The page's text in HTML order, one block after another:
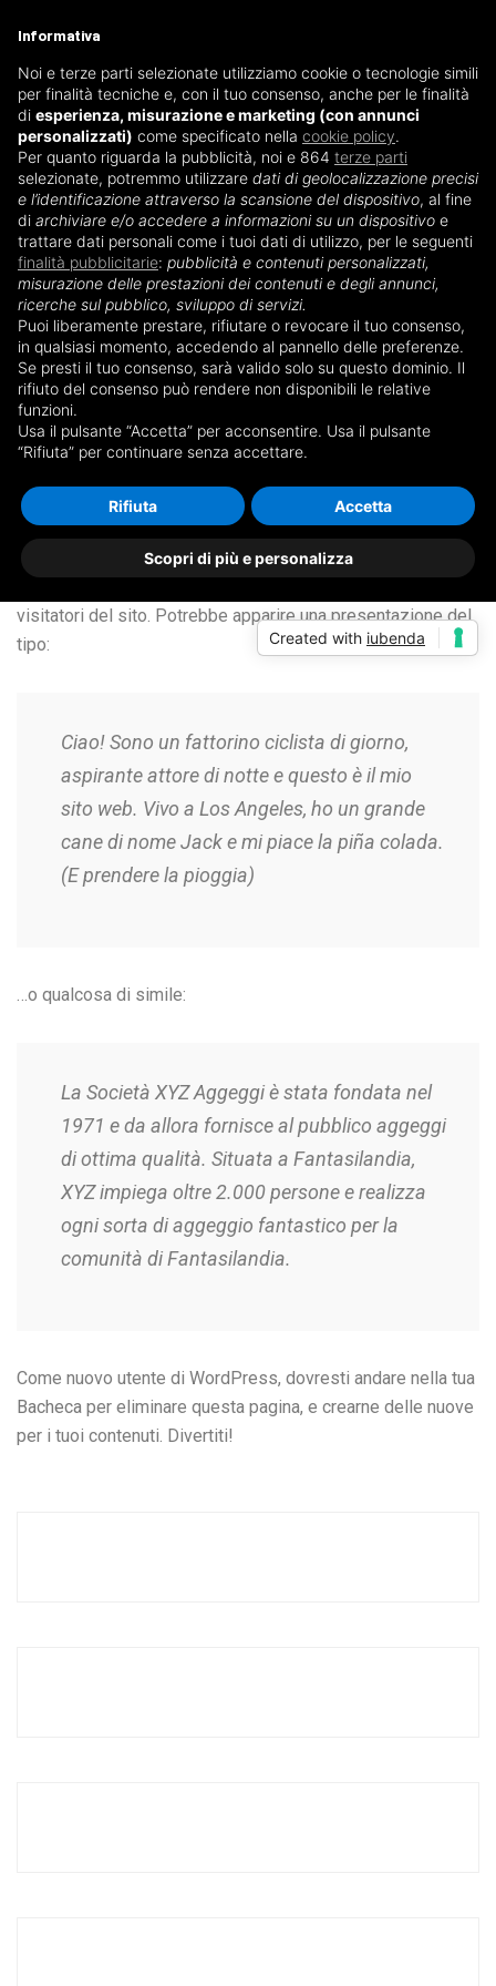
Pagina di esempio
Questa è una pagina di esempio. Differisce da un articolo di
un blog perché rimane sempre allo stesso posto e (in molti
temi) appare nel menu di navigazione. Molte persone
visitatori del sito. Potrebbe apparire una presentazione del
tipo:
Ciao! Sono un fattorino ciclista di giorno,
aspirante attore di notte e questo è il mio
sito web. Vivo a Los Angeles, ho un grande
cane di nome Jack e mi piace la piña colada.
(E prendere la pioggia)
…o qualcosa di simile:
La Società XYZ Aggeggi è stata fondata nel
1971 e da allora fornisce al pubblico aggeggi
di ottima qualità. Situata a Fantasilandia,
XYZ impiega oltre 2.000 persone e realizza
ogni sorta di aggeggio fantastico per la
comunità di Fantasilandia.
Come nuovo utente di WordPress, dovresti andare nella tua
Bacheca per eliminare questa pagina, e crearne delle nuove
per i tuoi contenuti. Divertiti!
Informativa
Noi e terze parti selezionate utilizziamo cookie o tecnologie simili
per finalità tecniche e, con il tuo consenso, anche per le finalità
di esperienza, misurazione e marketing (con annunci
personalizzati) come specificato nella cookie policy.
Per quanto riguarda la pubblicità, noi e 864 terze parti
selezionate, potremmo utilizzare dati di geolocalizzazione precisi
e l’identificazione attraverso la scansione del dispositivo, al fine
di archiviare e/o accedere a informazioni su un dispositivo e
trattare dati personali come i tuoi dati di utilizzo, per le seguenti
finalità pubblicitarie: pubblicità e contenuti personalizzati,
misurazione delle prestazioni dei contenuti e degli annunci,
ricerche sul pubblico, sviluppo di servizi.
Puoi liberamente prestare, rifiutare o revocare il tuo consenso,
in qualsiasi momento, accedendo al pannello delle preferenze.
Se presti il tuo consenso, sarà valido solo su questo dominio. Il
rifiuto del consenso può rendere non disponibili le relative
funzioni.
Usa il pulsante “Accetta” per acconsentire. Usa il pulsante
“Rifiuta” per continuare senza accettare.
Scopri di più e personalizza
Rifiuta Accetta
Created with iubenda